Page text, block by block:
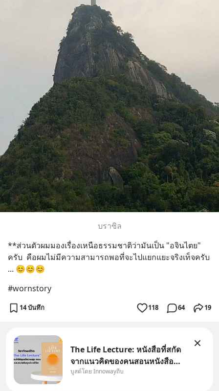
บราซิล
**ส่วนตัวผมมองเรื่องเหนือธรรมชาติว่ามันเป็น "อจินไตย"
ครับ  คือผมไม่มีความสามารถพอที่จะไปแยกแยะจริงเท็จครับ
... 😊😊😊
#wornstory
14 บันทึก 118 64 19
The Life Lecture: หนังสือที่สกัด
จากแนวคิดของคนสอนหนังสือ
สวัสดีครับเพื่อนๆชาว
บูสต์โดย Innowayถีบ